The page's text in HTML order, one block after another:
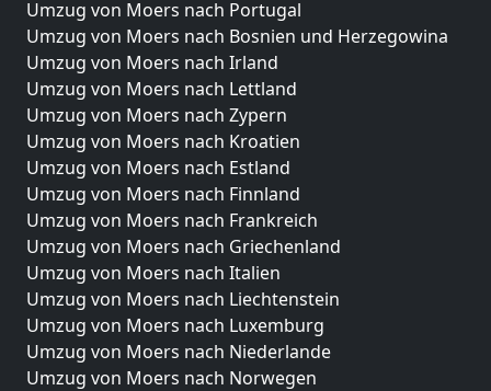
Umzug von Moers nach Portugal
Umzug von Moers nach Bosnien und Herzegowina
Umzug von Moers nach Irland
Umzug von Moers nach Lettland
Umzug von Moers nach Zypern
Umzug von Moers nach Kroatien
Umzug von Moers nach Estland
Umzug von Moers nach Finnland
Umzug von Moers nach Frankreich
Umzug von Moers nach Griechenland
Umzug von Moers nach Italien
Umzug von Moers nach Liechtenstein
Umzug von Moers nach Luxemburg
Umzug von Moers nach Niederlande
Umzug von Moers nach Norwegen